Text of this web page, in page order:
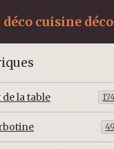
cuisine
la table
49